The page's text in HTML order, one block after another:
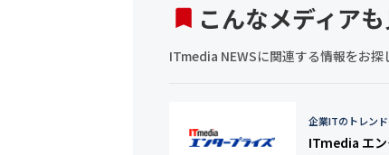
こんなメディア
ITmedia NEWSに関連する情報をお探
企業ITのトレン
ITmedia エ